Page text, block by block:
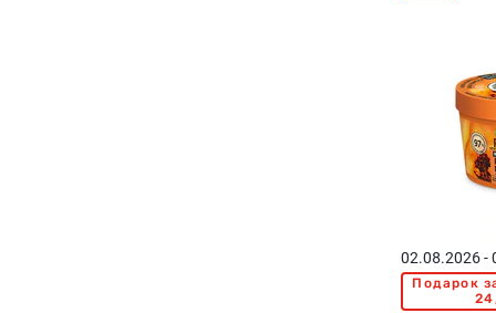
02.08.2026 -
Подарок